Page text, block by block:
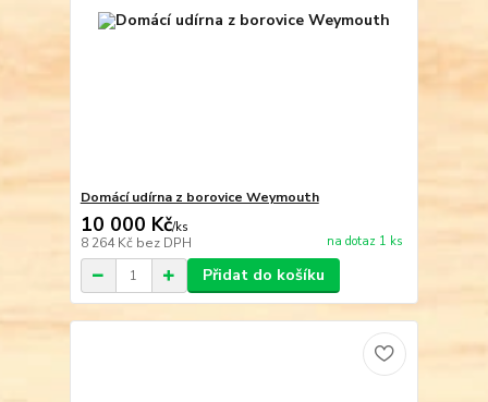
Domácí udírna z borovice Weymouth
10 000 Kč/ks
8 264 Kč bez DPH na dotaz 1 ks
Přidat do košíku